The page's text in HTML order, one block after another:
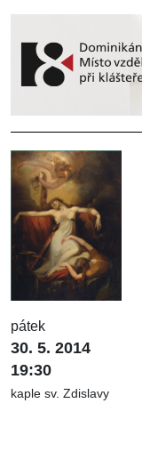
pátek
30. 5. 2014
19:30
kaple sv. Zdislavy